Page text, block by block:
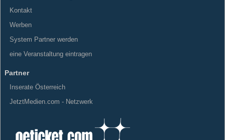
Kontakt
Werben
System Partner werden
eine Veranstaltung eintragen
Partner
Inserate Österreich
JetztMedien.com - Netzwerk